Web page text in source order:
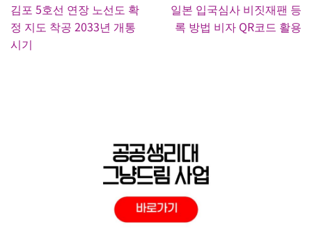
김포 5호선 연장 노선도 확
정 지도 착공 2033년 개통
시기
일본 입국심사 비짓재팬 등
록 방법 비자 QR코드 활용